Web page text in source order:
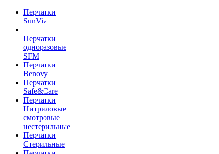
Перчатки
SunViv
Перчатки
одноразовые
SFM
Перчатки
Benovy
Перчатки
Safe&Care
Перчатки
Нитриловые
смотровые
нестерильные
Перчатки
Стерильные